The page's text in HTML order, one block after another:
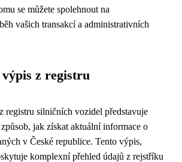
se můžete spolehnout na
vašich transakcí a administrativních
z registru
registru silničních vozidel představuje
jak získat aktuální informace o
v České republice. Tento výpis,
komplexní přehled údajů z rejstříku